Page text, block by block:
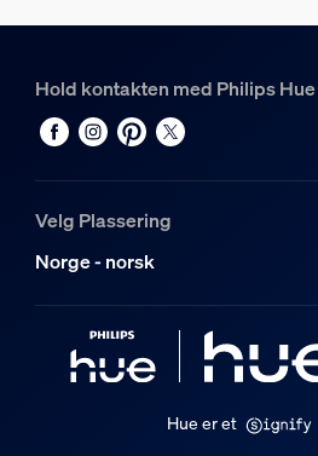
8718696170557
Nettovekt
1,87 kg
Høyde
445 mm
Lengde
Hold kontakten med Philips Hue
Velg Plassering
Norge - norsk
Hue er et